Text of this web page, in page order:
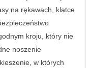
na rękawach, klatce
kroju, który nie
noszenie
w których